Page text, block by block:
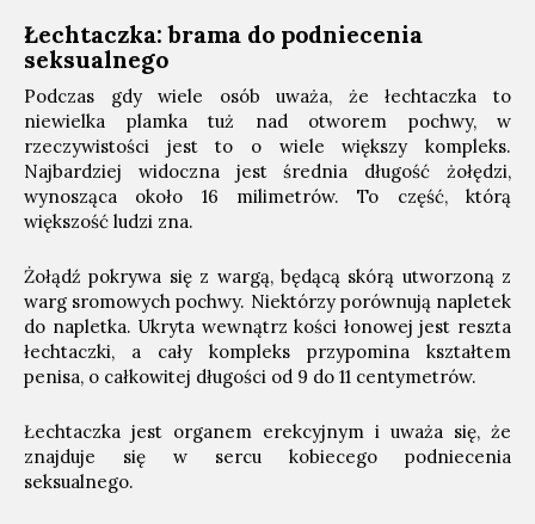
Łechtaczka: brama do podniecenia
seksualnego
Podczas gdy wiele osób uważa, że ​​łechtaczka to
niewielka plamka tuż nad otworem pochwy, w
rzeczywistości jest to o wiele większy kompleks.
Najbardziej widoczna jest średnia długość żołędzi,
wynosząca około 16 milimetrów. To część, którą
większość ludzi zna.
Żołądź pokrywa się z wargą, będącą skórą utworzoną z
warg sromowych pochwy. Niektórzy porównują napletek
do napletka. Ukryta wewnątrz kości łonowej jest reszta
łechtaczki, a cały kompleks przypomina kształtem
penisa, o całkowitej długości od 9 do 11 centymetrów.
Łechtaczka jest organem erekcyjnym i uważa się, że
znajduje się w sercu kobiecego podniecenia
seksualnego.